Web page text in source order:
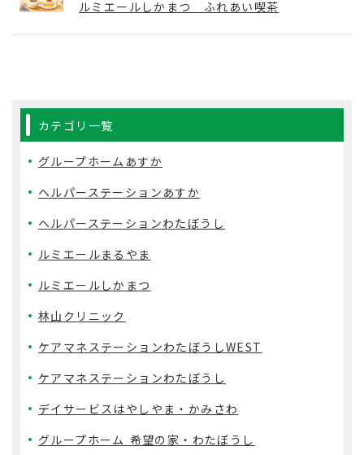
ルミエールしかまつ ふれあい喫茶
カテゴリ一覧
グループホームあすか
ヘルパーステーションあすか
ヘルパーステーションわたぼうし
ルミエールまるやま
ルミエールしかまつ
林山クリニック
ケアマネステーションわたぼうしWEST
ケアマネステーションわたぼうし
デイサービスはやしやま・かみさわ
グループホーム 希望の家・わたぼうし